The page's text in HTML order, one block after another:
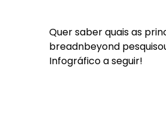
Quer saber quais as
breadnbeyond
Infográfico a seguir!